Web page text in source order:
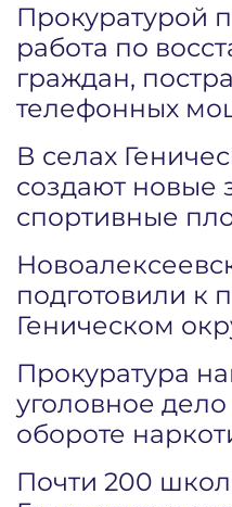
Прокуратурой
работа по
граждан,
телефонных
В селах
создают новые
спортивные
подготовили к
Геническом
Прокуратура
уголовное
обороте
Почти 200